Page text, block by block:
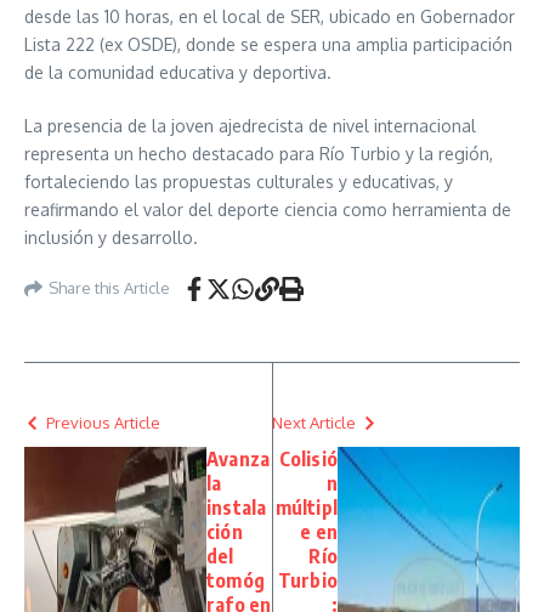
desde las 10 horas, en el local de SER, ubicado en Gobernador
Lista 222 (ex OSDE), donde se espera una amplia participación
de la comunidad educativa y deportiva.
La presencia de la joven ajedrecista de nivel internacional
representa un hecho destacado para Río Turbio y la región,
fortaleciendo las propuestas culturales y educativas, y
reafirmando el valor del deporte ciencia como herramienta de
inclusión y desarrollo.
Share this Article
Previous Article
Avanza
la
instala
ción
del
tomóg
rafo en
Next Article
Colisió
n
múltipl
e en
Río
Turbio
: